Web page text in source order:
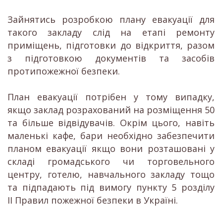
Зайнятись розробкою плану евакуації для
такого закладу слід на етапі ремонту
приміщень, підготовки до відкриття, разом
з підготовкою документів та засобів
протипожежної безпеки.
План евакуації потрібен у тому випадку,
якщо заклад розрахований на розміщення 50
та більше відвідувачів. Окрім цього, навіть
маленькі кафе, бари необхідно забезпечити
планом евакуації якщо вони розташовані у
складі громадського чи торговельного
центру, готелю, навчального закладу тощо
та підпадають під вимогу пункту 5 розділу
ІІ Правил пожежної безпеки в Україні.